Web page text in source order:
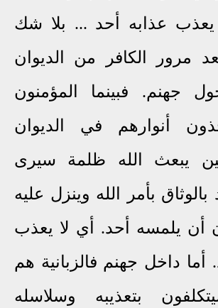
يعذب عذابه أحد ... بلا شك
مرور الكافر من الديوان
جهنم. فبينما المؤمنون
أنوارهم في الديوان
يبعث الله ظلمة سيرى
بأمر الله وينزل عليه
أن يلمسه أحد. أي لا يعذب
أما داخل جهنم فالزبانية هم
بتعذيبه وسلاسله